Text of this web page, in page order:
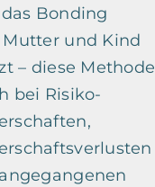
Bonding
und Kind
– diese Methode
bei Risiko-